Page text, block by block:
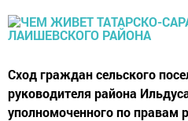
Сход граждан сельского
руководителя района
уполномоченного по правам